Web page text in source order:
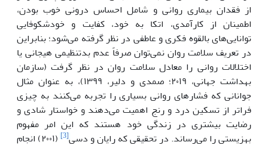
از فقدان بیماری روانی و شامل احساس درونی خوب بودن،
اطمینان از کار‌آمدی، اتکا به خود، کفایت و خود‌شکوفایی
توانایی‌های بالقوه فکری و عاطفی در نظر گرفته می‌شود؛ بنابراین
در تعریف سلامت روان نمی‌توان صرفاً عدم بدتنظیمی هیجانی یا
اختلالات روانی را معادل سلامت روان در نظر گرفت (سازمان
بهداشت جهانی، ۲۰۱۹؛ صمدی و دلیر، ۱۳۹۹)، به عنوان مثال
جوانانی که فشارهای روانی بسیاری را تجربه می‌کنند به چیزی
فراتر از تسکین درد و رنج اهمیت می‌دهند و خواستار شادی و
رضایت بیشتری در زندگی خود هستند که این امر مفهوم
بهزیستی را می‌رساند. در تحقیقی که رایان و دسی[3]
(۲۰۰۱) انجام